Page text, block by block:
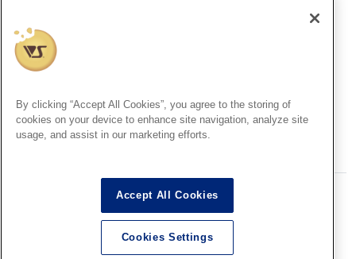
天使の里 霞中庵
ドールポイント大阪
天使のすみか・神戸店
天使のすみか・福岡店
創作造形©造形村/ボークス
Super Dollfie®、スーパードルフィー®は、株式会社ボークスの登録
Dollfie Dream®、ドルフィードリーム®は、株式会社ボークスの登録
By clicking “Accept All Cookies”, you agree to the storing of
cookies on your device to enhance site navigation, analyze site
usage, and assist in our marketing efforts.
Accept All Cookies
Cookies Settings